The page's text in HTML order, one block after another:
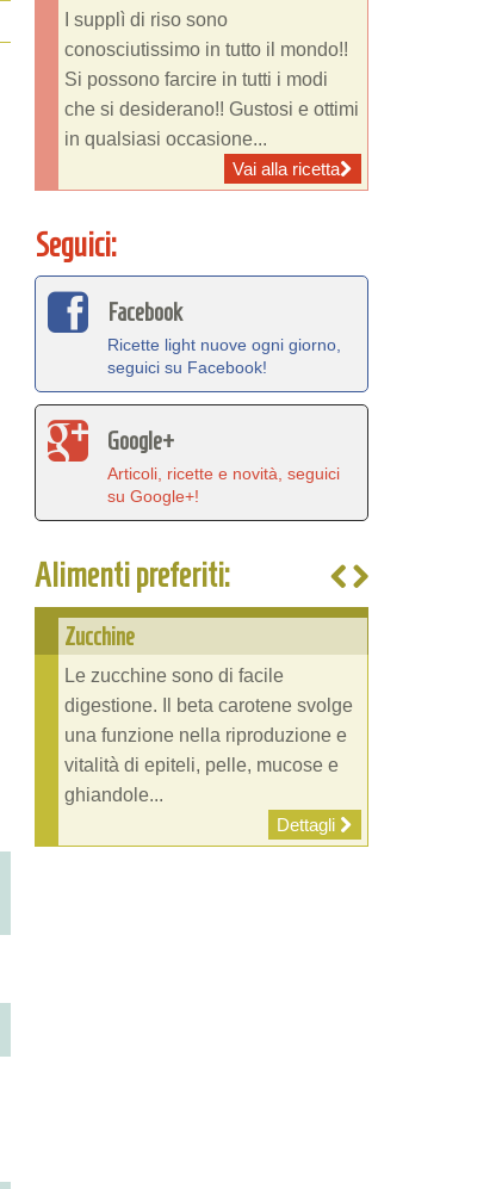
I supplì di riso sono
conosciutissimo in tutto il mondo!!
Si possono farcire in tutti i modi
che si desiderano!! Gustosi e ottimi
in qualsiasi occasione...
Vai alla ricetta
Seguici:
Facebook
Ricette light nuove ogni giorno,
seguici su Facebook!
Google+
Articoli, ricette e novità, seguici
su Google+!
Alimenti preferiti:
Zucchine
Le zucchine sono di facile
digestione. Il beta carotene svolge
una funzione nella riproduzione e
vitalità di epiteli, pelle, mucose e
ghiandole...
Dettagli